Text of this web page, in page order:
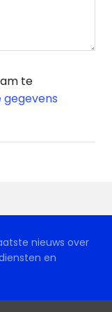
te
gegevens
nieuws over
en